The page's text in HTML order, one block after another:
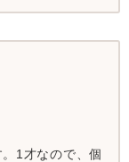
1才なので、個